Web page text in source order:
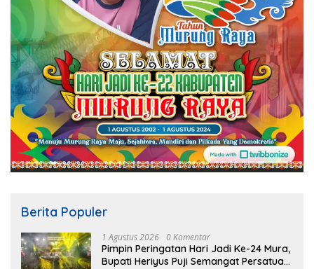
Berita Populer
1 Agustus 2026 0 Komentar
Pimpin Peringatan Hari Jadi Ke-24 Mura,
Bupati Heriyus Puji Semangat Persatuan